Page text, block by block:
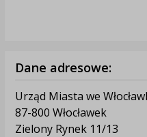
Dane adresowe:
Urząd Miasta we
87-800 Włocławek
Zielony Rynek 11/13